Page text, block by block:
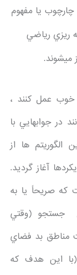
چارچوب يا مفهوم
ريزي رياضي
ميشوند.
خوب عمل كنند ،
در جوابهايي با
الگوريتم ها از
آغاز گرديد.
كه صريحاً يا به
جستجو (وقتي
مناطق بد فضاي
اين هدف كه